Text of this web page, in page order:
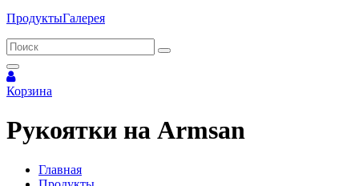
ПродуктыГалерея
Корзина
Рукоятки на Armsan
Главная